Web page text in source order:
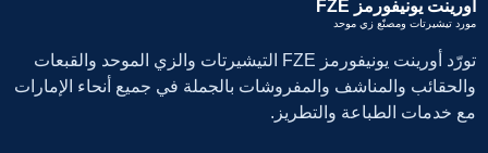
أورينت يونيفورمز FZE
مورد تيشيرتات ومصنّع زي موحد
تورّد أورينت يونيفورمز FZE التيشيرتات والزي الموحد والقبعات
والحقائب والمناشف والمفروشات بالجملة في جميع أنحاء الإمارات
مع خدمات الطباعة والتطريز.